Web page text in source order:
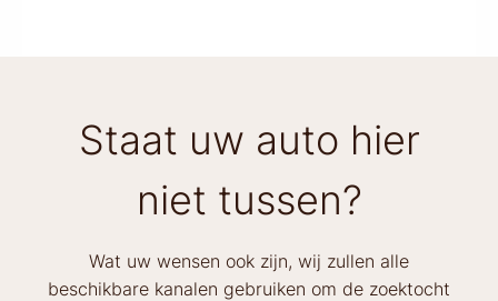
Staat uw auto hier
niet tussen?
Wat uw wensen ook zijn, wij zullen alle
beschikbare kanalen gebruiken om de zoektocht